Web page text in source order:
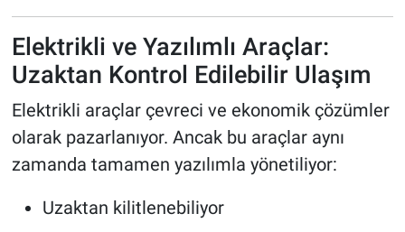
Elektrikli ve Yazılımlı Araçlar:
Uzaktan Kontrol Edilebilir Ulaşım
Elektrikli araçlar çevreci ve ekonomik çözümler
olarak pazarlanıyor. Ancak bu araçlar aynı
zamanda tamamen yazılımla yönetiliyor:
Uzaktan kilitlenebiliyor